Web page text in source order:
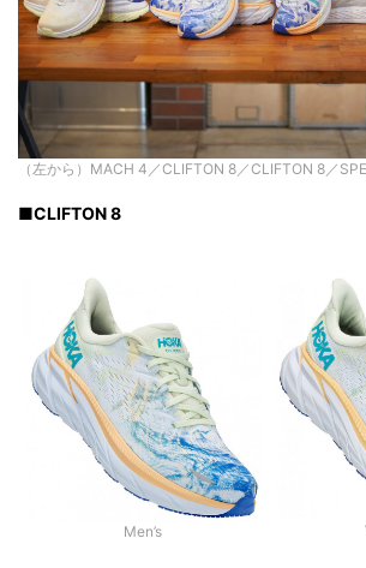
（左から）MACH 4／CLIFTON 8／CLIFTON 8／
■CLIFTON 8
Men’s